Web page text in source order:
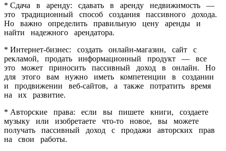
* Сдача в аренду: сдавать в аренду недвижимость —
это традиционный способ создания пассивного дохода.
Но важно определить правильную цену аренды и
найти надежного арендатора.
* Интернет-бизнес: создать онлайн-магазин, сайт с
рекламой, продать информационный продукт — все
это может приносить пассивный доход в онлайн. Но
для этого вам нужно иметь компетенции в создании
и продвижении веб-сайтов, а также потратить время
на их развитие.
* Авторские права: если вы пишете книги, создаете
музыку или изобретаете что-то новое, вы можете
получать пассивный доход с продажи авторских прав
на свои работы.